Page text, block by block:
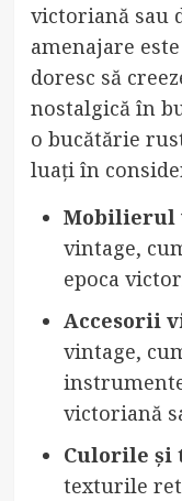
victoriană sau
amenajare
doresc să
nostalgică în
o bucătărie
luați în
Mobilierul
vintage,
epoca
Accesorii
vintage,
victoriană
Culorile
texturile